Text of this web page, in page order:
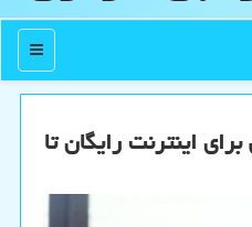
منو
اینترنت رایگان تا